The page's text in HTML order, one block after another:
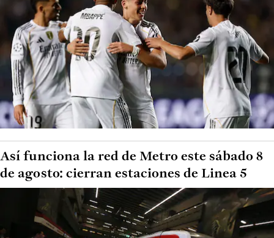
Así funciona la red de Metro este sábado 8
de agosto: cierran estaciones de Linea 5